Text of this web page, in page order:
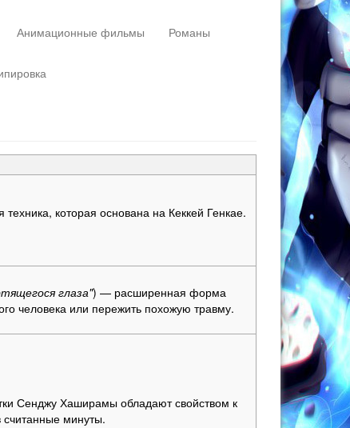
Анимационные фильмы Романы
Перейти
навигация ,
поиск
которая основана на Кеккей Генкае.
глаза") — расширенная форма
человека или пережить похожую травму.
Сенджу Хаширамы обладают свойством к
считанные минуты.